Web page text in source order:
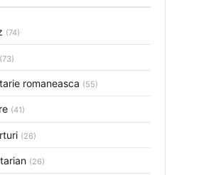
(74)
(73)
romaneasca (55)
(41)
(26)
(26)